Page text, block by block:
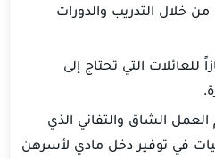
خلال التدريب والدورات
للعائلات التي تحتاج إلى
الشاق والتفاني الذي
في توفير دخل مادي لأسرهن